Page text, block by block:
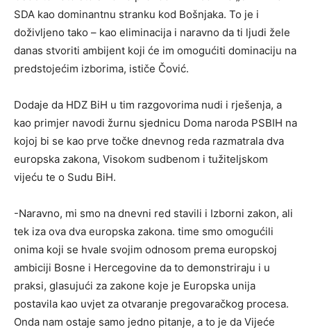
SDA kao dominantnu stranku kod Bošnjaka. To je i
doživljeno tako – kao eliminacija i naravno da ti ljudi žele
danas stvoriti ambijent koji će im omogućiti dominaciju na
predstojećim izborima, ističe Čović.
Dodaje da HDZ BiH u tim razgovorima nudi i rješenja, a
kao primjer navodi žurnu sjednicu Doma naroda PSBIH na
kojoj bi se kao prve točke dnevnog reda razmatrala dva
europska zakona, Visokom sudbenom i tužiteljskom
vijeću te o Sudu BiH.
-Naravno, mi smo na dnevni red stavili i Izborni zakon, ali
tek iza ova dva europska zakona. time smo omogućili
onima koji se hvale svojim odnosom prema europskoj
ambiciji Bosne i Hercegovine da to demonstriraju i u
praksi, glasujući za zakone koje je Europska unija
postavila kao uvjet za otvaranje pregovaračkog procesa.
Onda nam ostaje samo jedno pitanje, a to je da Vijeće